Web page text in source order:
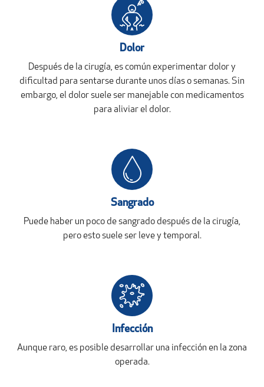
Dolor
Después de la cirugía, es común experimentar dolor y
dificultad para sentarse durante unos días o semanas. Sin
embargo, el dolor suele ser manejable con medicamentos
para aliviar el dolor.
Sangrado
Puede haber un poco de sangrado después de la cirugía,
pero esto suele ser leve y temporal.
Infección
Aunque raro, es posible desarrollar una infección en la zona
operada.